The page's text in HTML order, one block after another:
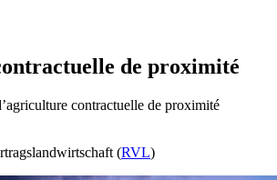
de proximité
contractuelle de proximité
(RVL)